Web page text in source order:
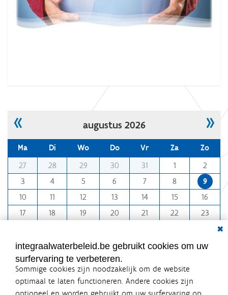
« augustus 2026 »
o
-
Ma Di Wo Do Vr Za
Zo
27
28 29 30 31 1
2
3
4 5 6 7 8
9
10
11 12 13 14 15
16
17
18 19 20 21 22
23
31
1 2 3 4 5 6
integraalwaterbeleid.be gebruikt cookies om uw
surfervaring te verbeteren.
Sommige cookies zijn noodzakelijk om de website
optimaal te laten functioneren. Andere cookies zijn